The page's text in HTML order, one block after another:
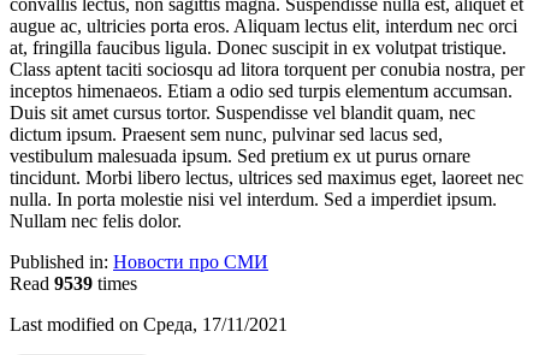
augue ac, ultricies porta eros. Aliquam lectus elit, interdum nec orci
at, fringilla faucibus ligula. Donec suscipit in ex volutpat tristique.
Class aptent taciti sociosqu ad litora torquent per conubia nostra, per
inceptos himenaeos. Etiam a odio sed turpis elementum accumsan.
Duis sit amet cursus tortor. Suspendisse vel blandit quam, nec
dictum ipsum. Praesent sem nunc, pulvinar sed lacus sed,
vestibulum malesuada ipsum. Sed pretium ex ut purus ornare
tincidunt. Morbi libero lectus, ultrices sed maximus eget, laoreet nec
nulla. In porta molestie nisi vel interdum. Sed a imperdiet ipsum.
Nullam nec felis dolor.
Published in: Новости про СМИ
Read 9539 times
Last modified on Среда, 17/11/2021